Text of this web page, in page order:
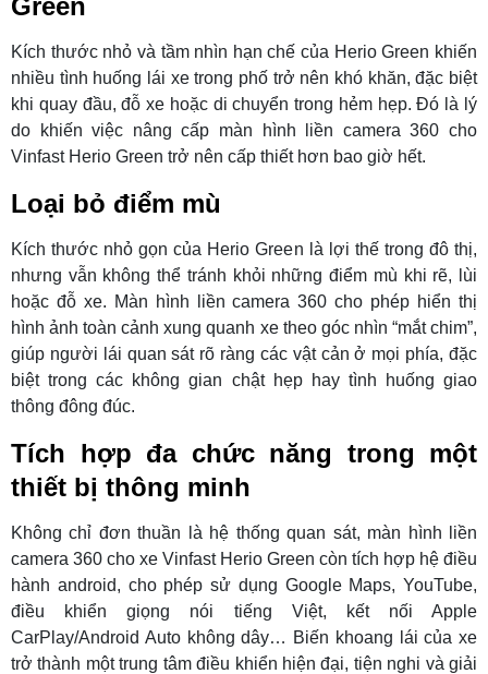
Kích thước nhỏ và tầm nhìn hạn chế của Herio Green khiến
nhiều tình huống lái xe trong phố trở nên khó khăn, đặc biệt
khi quay đầu, đỗ xe hoặc di chuyển trong hẻm hẹp. Đó là lý
do khiến việc nâng cấp màn hình liền camera 360 cho
Vinfast Herio Green trở nên cấp thiết hơn bao giờ hết.
Loại bỏ điểm mù
Kích thước nhỏ gọn của Herio Green là lợi thế trong đô thị,
nhưng vẫn không thể tránh khỏi những điểm mù khi rẽ, lùi
hoặc đỗ xe. Màn hình liền camera 360 cho phép hiển thị
hình ảnh toàn cảnh xung quanh xe theo góc nhìn “mắt chim”,
giúp người lái quan sát rõ ràng các vật cản ở mọi phía, đặc
biệt trong các không gian chật hẹp hay tình huống giao
thông đông đúc.
Tích hợp đa chức năng trong một
thiết bị thông minh
Không chỉ đơn thuần là hệ thống quan sát, màn hình liền
camera 360 cho xe Vinfast Herio Green còn tích hợp hệ điều
hành android, cho phép sử dụng Google Maps, YouTube,
điều khiển giọng nói tiếng Việt, kết nối Apple
CarPlay/Android Auto không dây… Biến khoang lái của xe
trở thành một trung tâm điều khiển hiện đại, tiện nghi và giải